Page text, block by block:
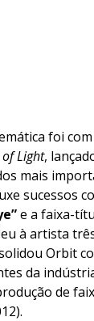
foi
of Light,
mais
sucessos
e a faixa-
à artista
Orbit
da
de